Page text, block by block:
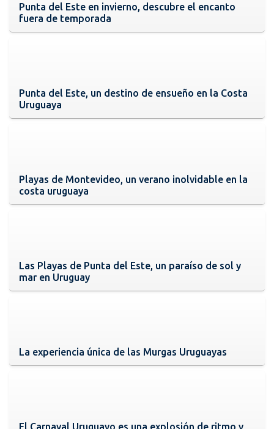
Punta del Este en invierno, descubre el encanto
fuera de temporada
Punta del Este, un destino de ensueño en la Costa
Uruguaya
Playas de Montevideo, un verano inolvidable en la
costa uruguaya
Las Playas de Punta del Este, un paraíso de sol y
mar en Uruguay
La experiencia única de las Murgas Uruguayas
El Carnaval Uruguayo es una explosión de ritmo y